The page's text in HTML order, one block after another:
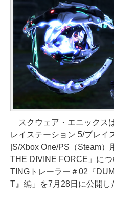
スクウェア・エニックス
レイステーション 5/プレイ
|S/Xbox One/PS（Steam
THE DIVINE FORCE」に
TINGトレーラー＃02『
T』編」を7月28日に公開し